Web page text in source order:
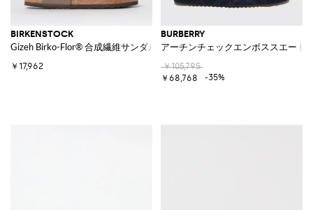
BIRKENSTOCK
Gizeh Birko-Flor® 合成繊維サンダル
￥17,962
BURBERRY
アーチンチェックエンボススエード
￥105,795
￥68,768
-35%